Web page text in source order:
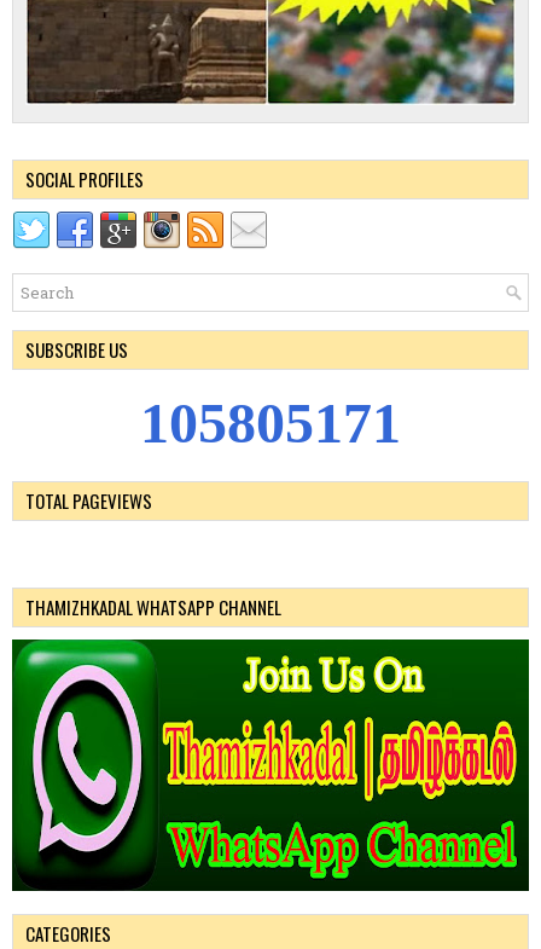
SOCIAL PROFILES
SUBSCRIBE US
105805171
TOTAL PAGEVIEWS
THAMIZHKADAL WHATSAPP CHANNEL
CATEGORIES